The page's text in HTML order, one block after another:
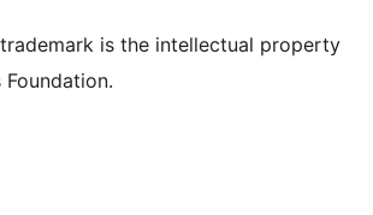
is the intellectual property